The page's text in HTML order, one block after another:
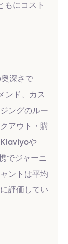
もにコスト
深さで
ンド、カス
ングのルー
アウト・購
Klaviyoや
でジャーニ
ントは平均
評価してい